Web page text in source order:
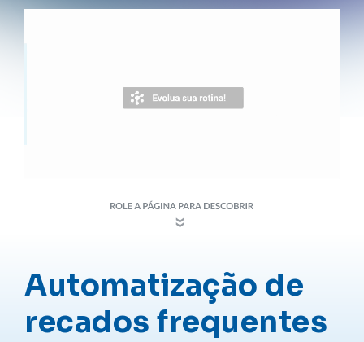
Automatização de
recados frequentes